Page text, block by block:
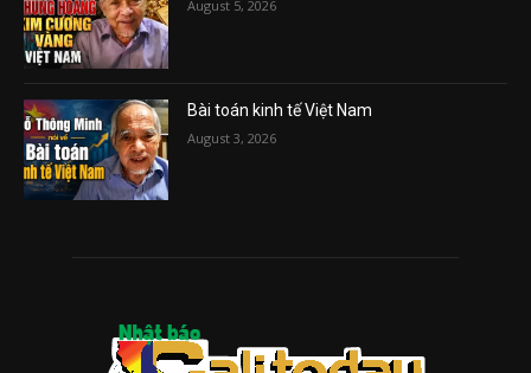
August 5, 2026
Bài toán kinh tế Việt Nam
August 3, 2026